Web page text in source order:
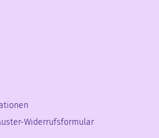
Widerrufsformular